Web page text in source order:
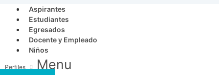
Aspirantes
Estudiantes
Egresados
Docente y Empleado
Niños
Menu